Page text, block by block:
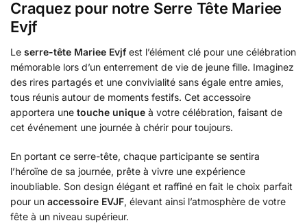
Craquez pour notre Serre Tête Mariee
Evjf
Le serre-tête Mariee Evjfest l’élément clé pour une célébration
mémorable lors d’un enterrement de vie de jeune fille. Imaginez
des rires partagés et une convivialité sans égale entre amies,
tous réunis autour de moments festifs. Cet accessoire
apportera une touche unique à votre célébration, faisant de
cet événement une journée à chérir pour toujours.
En portant ce serre-tête, chaque participante se sentira
l’héroïne de sa journée, prête à vivre une expérience
inoubliable. Son design élégant et raffiné en fait le choix parfait
pour un accessoire EVJF, élevant ainsi l’atmosphère de votre
fête à un niveau supérieur.